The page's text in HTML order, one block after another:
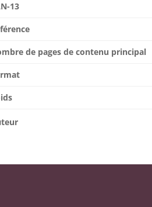
13
de pages de contenu principal